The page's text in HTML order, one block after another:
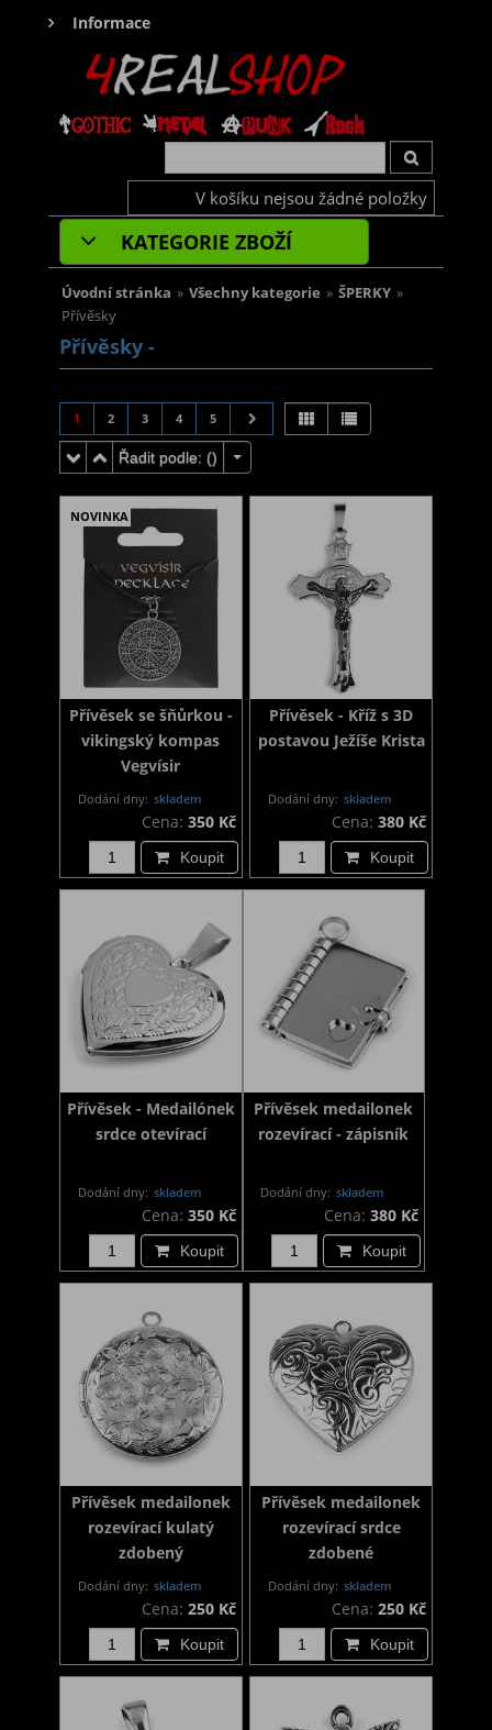
Informace
V košíku nejsou žádné položky
KATEGORIE ZBOŽÍ
Úvodní stránka » Všechny kategorie » ŠPERKY »
Přívěsky
Přívěsky -
1 2 3 4 5
Řadit podle: ()
NOVINKA
Přívěsek se šňůrkou -
vikingský kompas
Vegvísir
Dodání dny: skladem
Cena: 350 Kč
Koupit
Přívěsek - Kříž s 3D
postavou Ježíše Krista
Dodání dny: skladem
Cena: 380 Kč
Koupit
Přívěsek - Medailónek
srdce otevírací
Dodání dny: skladem
Cena: 350 Kč
Koupit
Přívěsek medailonek
rozevírací - zápisník
Dodání dny: skladem
Cena:380 Kč
Koupit
Přívěsek medailonek
rozevírací kulatý
zdobený
Dodání dny: skladem
Cena: 250 Kč
Koupit
Přívěsek medailonek
rozevírací srdce
zdobené
Dodání dny: skladem
Cena: 250 Kč
Koupit